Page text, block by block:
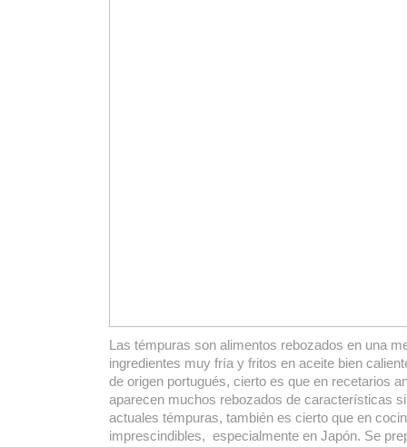
Las témpuras son alimentos rebozados en una
ingredientes muy fría y fritos en aceite bien
de origen portugués, cierto es que en recetarios
aparecen muchos rebozados de características
actuales témpuras, también es cierto que en
imprescindibles, especialmente en Japón. Se